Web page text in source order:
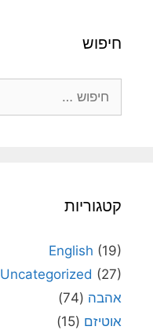
חיפוש
קטגוריות
English (19)
Uncategorized (27)
אהבה (74)
אוטיזם (15)